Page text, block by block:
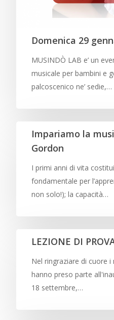
Domenica 29
MUSINDÒ LAB e’ un
musicale per bambini e
palcoscenico ne’ sedie,…
Impariamo la
Gordon
I primi anni di vita
fondamentale per
non solo!); la capacità…
LEZIONE DI
Nel ringraziare di cuore
hanno preso parte
18 settembre,…